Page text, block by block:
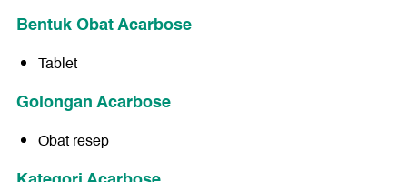
Bentuk Obat Acarbose
Tablet
Golongan Acarbose
Obat resep